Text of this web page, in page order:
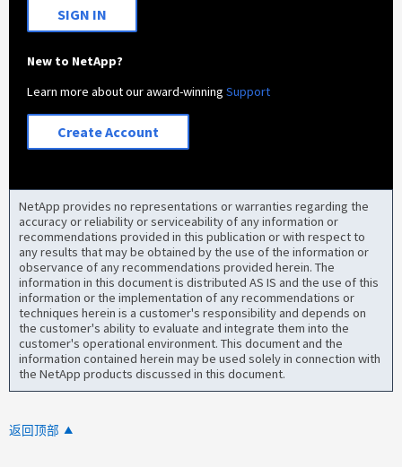
SIGN IN
New to NetApp?
Learn more about our award-winningSupport
Create Account
NetApp provides no representations or warranties regarding the
accuracy or reliability or serviceability of any information or
recommendations provided in this publication or with respect to
any results that may be obtained by the use of the information or
observance of any recommendations provided herein. The
information in this document is distributed AS IS and the use of this
information or the implementation of any recommendations or
techniques herein is a customer's responsibility and depends on
the customer's ability to evaluate and integrate them into the
customer's operational environment. This document and the
information contained herein may be used solely in connection with
the NetApp products discussed in this document.
返回顶部